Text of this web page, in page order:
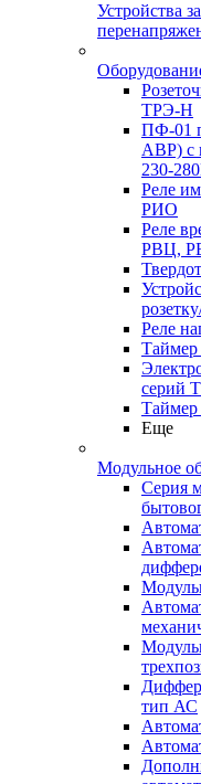
Устройства
ТРЭ-Н
ПФ-01
АВР) с
230-
Реле
РИО
Реле
РВЦ,
Реле
серий
Таймер
Еще
Модульное
Серия
тип АС